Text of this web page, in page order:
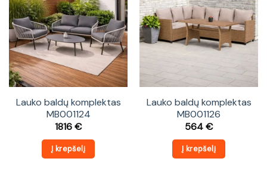
Lauko baldų komplektas
MB001124
1816€
Į krepšelį
Lauko baldų komplektas
MB001126
564€
Į krepšelį